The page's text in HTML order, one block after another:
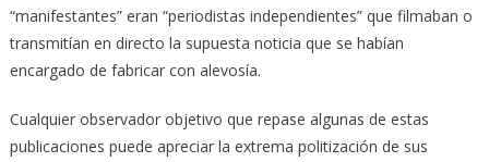
“manifestantes” eran “periodistas independientes” que filmaban o
transmitían en directo la supuesta noticia que se habían
encargado de fabricar con alevosía.
Cualquier observador objetivo que repase algunas de estas
publicaciones puede apreciar la extrema politización de sus